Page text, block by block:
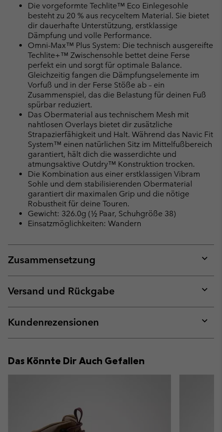
Die vorgeformte Techlite™ Eco Einlegesohle
besteht zu 20 % aus recyceltem Material. Sie bietet
dir dauerhafte Unterstützung, erstklassige
Dämpfung und volle Performance.
Omni-Max™ Plus System: Die technisch ausgereifte
Techlite+™ Zwischensohle bettet deine Ferse
perfekt ein und sorgt für optimale Balance.
Gleichzeitig fangen die Dämpfungselemente im
Vorfuß und in der Ferse Stöße ab – ein
Zusammenspiel, das die Belastung für deinen Fuß
spürbar reduziert.
Das Obermaterial aus technischem Mesh mit
nahtlosen Overlays bietet dir zusätzliche
Strapazierfähigkeit und Halt. Während das Navic Fit
System™ einen natürlichen Sitz im Mittelfußbereich
garantiert, hält dich die wasserdichte und
atmungsaktive Outdry™ Konstruktion trocken.
Die Kombination aus einer erstklassigen Vibram
Sohle und dem stabilisierenden Obermaterial
garantiert dir maximalen Grip und die nötige
Robustheit für deine Touren.
Gewicht: 326.0g (½ Paar, Schuhgröße 38)
Einsatzmöglichkeiten: Wandern
Zusammensetzung
or
Versand und Rückgabe
or
Kundenrezensionen
or
Das Könnte Dir Auch Gefallen